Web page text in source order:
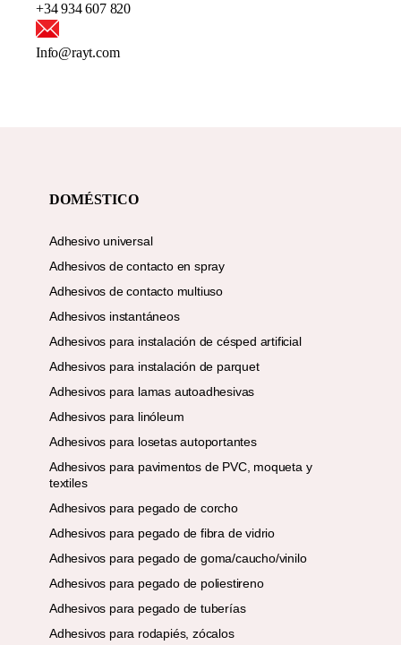
+34 934 607 820
Info@rayt.com
DOMÉSTICO
Adhesivo universal
Adhesivos de contacto en spray
Adhesivos de contacto multiuso
Adhesivos instantáneos
Adhesivos para instalación de césped artificial
Adhesivos para instalación de parquet
Adhesivos para lamas autoadhesivas
Adhesivos para linóleum
Adhesivos para losetas autoportantes
Adhesivos para pavimentos de PVC, moqueta y
textiles
Adhesivos para pegado de corcho
Adhesivos para pegado de fibra de vidrio
Adhesivos para pegado de goma/caucho/vinilo
Adhesivos para pegado de poliestireno
Adhesivos para pegado de tuberías
Adhesivos para rodapiés, zócalos